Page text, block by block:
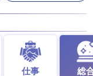
仕事 総